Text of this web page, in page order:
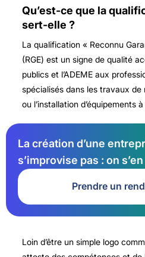
Qu’est-ce que la
sert-elle ?
La qualification « Reconnu
(RGE) est un signe de qualité
publics et l’ADEME aux
spécialisés dans les travaux
ou l’installation d’équipements
La création d’une
s’improvise pas : on
Prendre un
Loin d’être un simple logo